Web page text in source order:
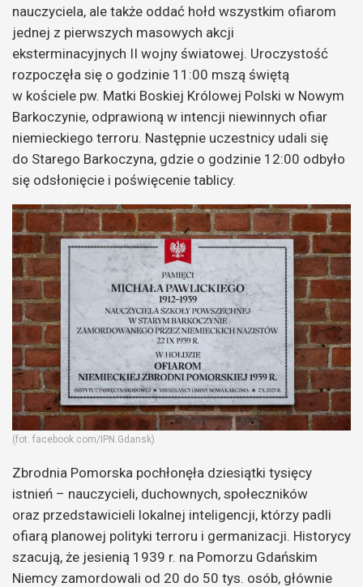
nauczyciela, ale także oddać hołd wszystkim ofiarom
jednej z pierwszych masowych akcji
eksterminacyjnych II wojny światowej. Uroczystość
rozpoczęła się o godzinie 11:00 mszą świętą
w kościele pw. Matki Boskiej Królowej Polski w Nowym
Barkoczynie, odprawioną w intencji niewinnych ofiar
niemieckiego terroru. Następnie uczestnicy udali się
do Starego Barkoczyna, gdzie o godzinie 12:00 odbyło
się odsłonięcie i poświęcenie tablicy.
(fot. facebook.com/IPN.Gdansk)
Zbrodnia Pomorska pochłonęła dziesiątki tysięcy
istnień – nauczycieli, duchownych, społeczników
oraz przedstawicieli lokalnej inteligencji, którzy padli
ofiarą planowej polityki terroru i germanizacji. Historycy
szacują, że jesienią 1939 r. na Pomorzu Gdańskim
Niemcy zamordowali od 20 do 50 tys. osób, głównie